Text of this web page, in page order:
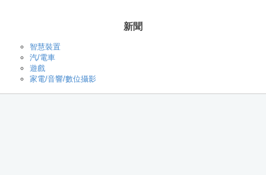
新聞
智慧裝置
汽/電車
遊戲
家電/音響/數位攝影